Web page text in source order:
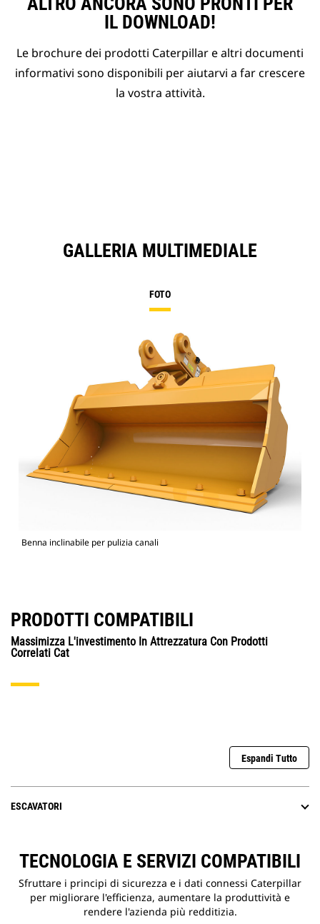
IL DOWNLOAD!
Le brochure dei prodotti Caterpillar e altri documenti
informativi sono disponibili per aiutarvi a far crescere
la vostra attività.
GALLERIA MULTIMEDIALE
FOTO
Benna inclinabile per pulizia canali
PRODOTTI COMPATIBILI
Massimizza L'investimento In Attrezzatura Con Prodotti
Correlati Cat
Espandi Tutto
ESCAVATORI
TECNOLOGIA E SERVIZI COMPATIBILI
Sfruttare i principi di sicurezza e i dati connessi Caterpillar
per migliorare l'efficienza, aumentare la produttività e
rendere l'azienda più redditizia.